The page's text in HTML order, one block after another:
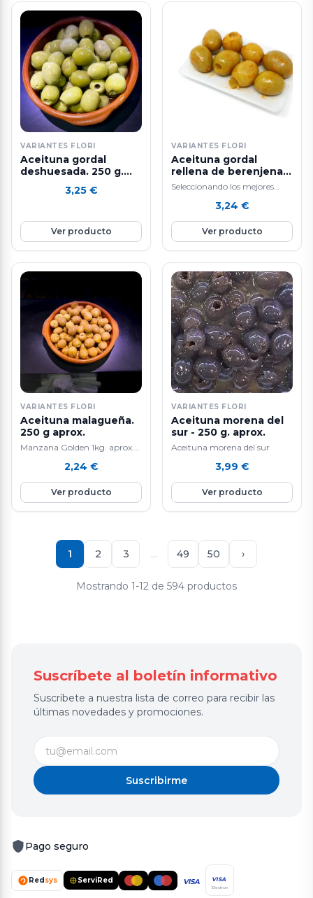
VARIANTES FLORI
Aceituna gordal
deshuesada. 250 g.
3,25 €
Ver producto
VARIANTES FLORI
Aceituna gordal
rellena de berenjena -
250 g. aprox.
Seleccionando los mejores
sistema de elaboración diaria
que hacen que nuestras…
3,24 €
Ver producto
VARIANTES FLORI
Aceituna malagueña.
250 g aprox.
Manzana Golden 1kg. aprox.
fruta nutritiva e hidratante ya
que está compuesta por agua
en un 85%, aporta vitamina E
y C, rica en fibra y en potasio.
intestinal. Ayuda a controlar
el colesterol.
2,24 €
Ver producto
VARIANTES FLORI
Aceituna morena del
sur - 250 g. aprox.
Aceituna morena del sur
3,99 €
Ver producto
1 2 3 … 49 50 ›
Mostrando 1-12 de 594 productos
Suscríbete al boletín informativo
Suscríbete a nuestra lista de correo para recibir las
últimas novedades y promociones.
Suscribirme
Pago seguro
Redsys ServiRed VISA VISA
Electron